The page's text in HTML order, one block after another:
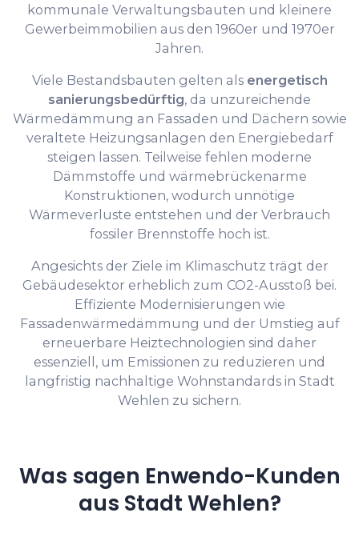
kommunale Verwaltungsbauten und kleinere
Gewerbeimmobilien aus den 1960er und 1970er
Jahren.
Viele Bestandsbauten gelten als energetisch
sanierungsbedürftig, da unzureichende
Wärmedämmung an Fassaden und Dächern sowie
veraltete Heizungsanlagen den Energiebedarf
steigen lassen. Teilweise fehlen moderne
Dämmstoffe und wärmebrückenarme
Konstruktionen, wodurch unnötige
Wärmeverluste entstehen und der Verbrauch
fossiler Brennstoffe hoch ist.
Angesichts der Ziele im Klimaschutz trägt der
Gebäudesektor erheblich zum CO2-Ausstoß bei.
Effiziente Modernisierungen wie
Fassadenwärmedämmung und der Umstieg auf
erneuerbare Heiztechnologien sind daher
essenziell, um Emissionen zu reduzieren und
langfristig nachhaltige Wohnstandards in Stadt
Wehlen zu sichern.
Was sagen Enwendo-Kunden
aus Stadt Wehlen?